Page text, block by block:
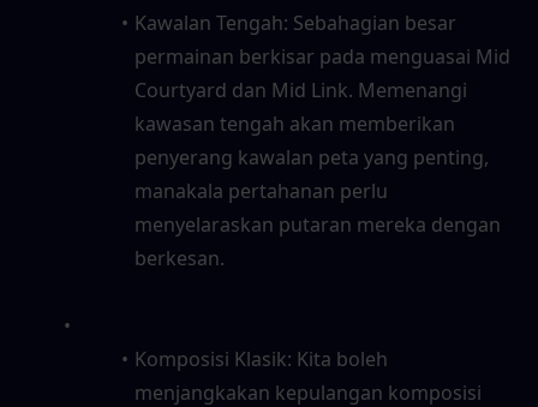
Kawalan Tengah: Sebahagian besar
permainan berkisar pada menguasai Mid
Courtyard dan Mid Link. Memenangi
kawasan tengah akan memberikan
penyerang kawalan peta yang penting,
manakala pertahanan perlu
menyelaraskan putaran mereka dengan
berkesan.
Komposisi Klasik: Kita boleh
menjangkakan kepulangan komposisi